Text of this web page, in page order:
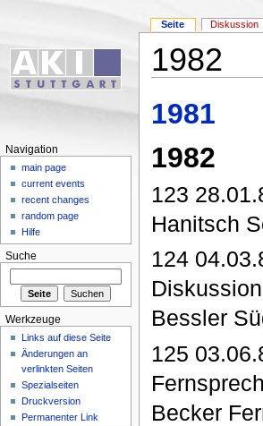
1982
1981
1982
123
Hanitsch
124
Bessler
125
Becker
Seite Diskussion
Navigation
main page
current events
recent changes
random page
Hilfe
Suche
Werkzeuge
Links auf diese Seite
Änderungen an
verlinkten Seiten
Spezialseiten
Druckversion
Permanenter Link